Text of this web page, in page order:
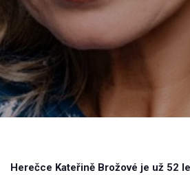
Herečce Kateřině Brožové je už 52